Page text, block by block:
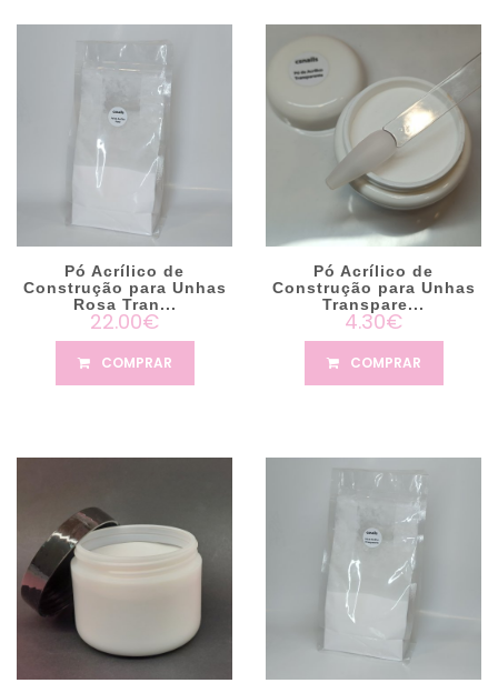
Pó Acrílico de
Construção para Unhas
Rosa Tran...
22.00€
COMPRAR
Pó Acrílico de
Construção para Unhas
Transpare...
4.30€
COMPRAR